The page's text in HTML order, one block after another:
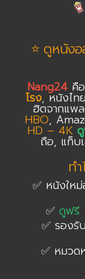
⭐ ดูหนัง
Nang24คือ
โรง, หนังไท
ฮิตจากแพ
HBO,
HD – 4K
ถือ, แท็บ
ท
✅ หนังให
✅ ดูฟรี
✅ รอง
✅ หมวด